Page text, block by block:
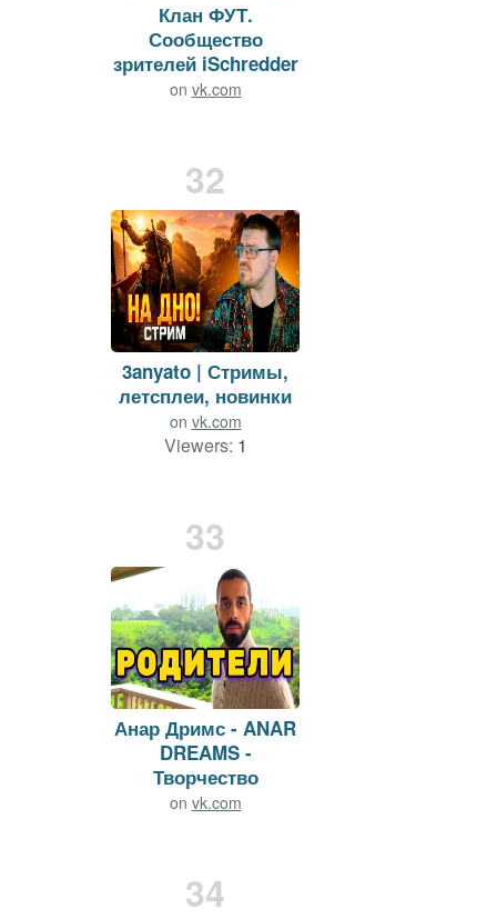
Клан ФУТ.
Сообщество
зрителей iSchredder
on vk.com
32
3anyato | Стримы,
летсплеи, новинки
on vk.com
Viewers: 1
33
Анар Дримс - ANAR
DREAMS -
Творчество
on vk.com
34